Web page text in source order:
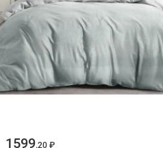
1599.20 ₽